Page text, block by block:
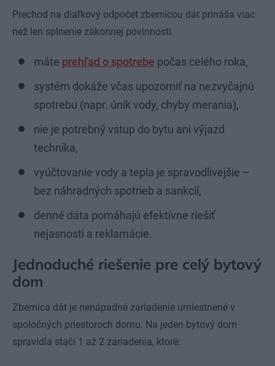
Prechod na diaľkový odpočet zbernicou dát prináša viac
než len splnenie zákonnej povinnosti.
máte prehľad o spotrebe počas celého roka,
systém dokáže včas upozorniť na nezvyčajnú
spotrebu (napr. únik vody, chyby merania),
nie je potrebný vstup do bytu ani výjazd
technika,
vyúčtovanie vody a tepla je spravodlivejšie –
bez náhradných spotrieb a sankcií,
denné dáta pomáhajú efektívne riešiť
nejasnosti a reklamácie.
Jednoduché riešenie pre celý bytový
dom
Zbernica dát je nenápadné zariadenie umiestnené v
spoločných priestoroch domu. Na jeden bytový dom
spravidla stačí 1 až 2 zariadenia, ktoré: